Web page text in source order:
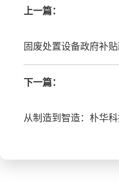
上一篇：
下一篇：